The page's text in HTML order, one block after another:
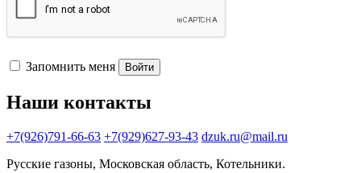
Запомнить меня Войти
Наши контакты
+7(926)791-66-63 +7(929)627-93-43 dzuk.ru@mail.ru
Русские газоны, Московская область, Котельники.